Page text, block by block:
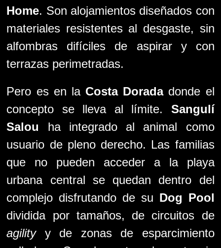
Home. Son alojamientos diseñados con
materiales resistentes al desgaste, sin
alfombras difíciles de aspirar y con
terrazas perimetradas.
Pero es en la Costa Doradadonde el
concepto se lleva al límite. Sangulí
Salou ha integrado al animal como
usuario de pleno derecho. Las familias
que no pueden acceder a la playa
urbana central se quedan dentro del
complejo disfrutando de su Dog Pool
dividida por tamaños, de circuitos de
agilityy de zonas de esparcimiento